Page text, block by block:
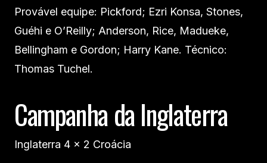
Provável equipe: Pickford; Ezri Konsa, Stones,
Guéhi e O’Reilly; Anderson, Rice, Madueke,
Bellingham e Gordon; Harry Kane. Técnico:
Thomas Tuchel.
Campanha da Inglaterra
Inglaterra 4 x 2 Croácia